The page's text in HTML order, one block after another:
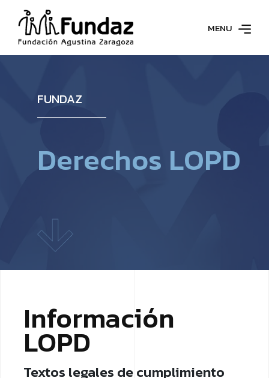
MENU
FUNDAZ
Derechos LOPD
Información
LOPD
Textos legales de cumplimiento